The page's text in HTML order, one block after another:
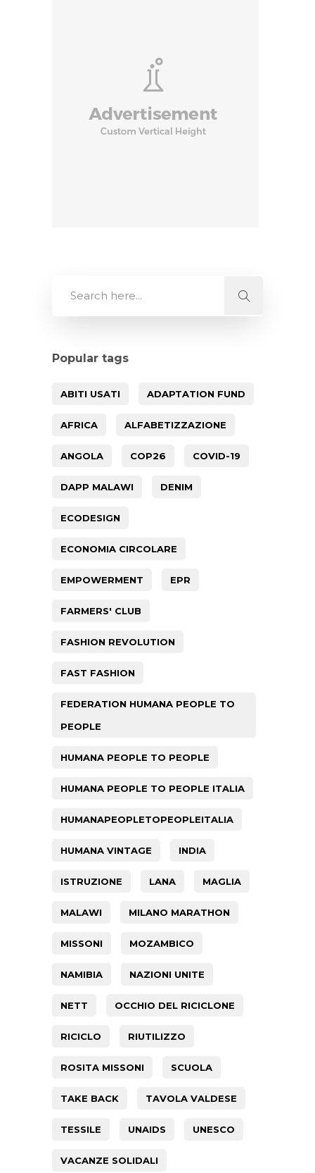
Popular tags
ABITI USATI ADAPTATION FUND
AFRICA ALFABETIZZAZIONE
ANGOLA COP26 COVID-19
DAPP MALAWI DENIM
ECODESIGN
ECONOMIA CIRCOLARE
EMPOWERMENT EPR
FARMERS' CLUB
FASHION REVOLUTION
FAST FASHION
FEDERATION HUMANA PEOPLE TO
PEOPLE
HUMANA PEOPLE TO PEOPLE
HUMANA PEOPLE TO PEOPLE ITALIA
HUMANAPEOPLETOPEOPLEITALIA
HUMANA VINTAGE INDIA
ISTRUZIONE LANA MAGLIA
MALAWI MILANO MARATHON
MISSONI MOZAMBICO
NAMIBIA NAZIONI UNITE
NETT OCCHIO DEL RICICLONE
RICICLO RIUTILIZZO
ROSITA MISSONI SCUOLA
TAKE BACK TAVOLA VALDESE
TESSILE UNAIDS UNESCO
VACANZE SOLIDALI